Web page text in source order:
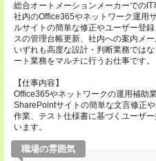
総合オートメーションメーカーでのIT
社内のOffice365やネットワーク運用
ルサイトの簡単な修正やユーザー登
スの管理台帳更新、社内への案内メ
いずれも高度な設計・判断業務では
ート業務をマルチに行うお仕事です。
【仕事内容】
Office365やネットワークの運用補助
SharePointサイトの簡単な文言修正
作業、テスト仕様書に基づくユーザ
います。
職場の雰囲気